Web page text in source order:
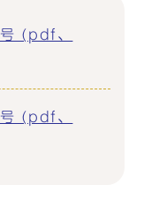
(pdf、
(pdf、